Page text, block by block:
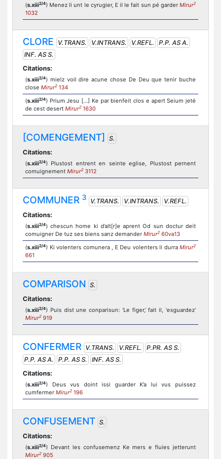
(s.xiii2/4) Menez li unt le cyrugier, E il le fait sun pé garder Mirur2
1032
CLORE V.TRANS. V.INTRANS. V.REFL.
P.P. AS A.
INF. AS S.
Citations:
(s.xiii2/4) mielz voil dire acune chose De Deu que tenir buche
close Mirur2 134
(s.xiii2/4) Prium Jesu […] Ke par bienfeit clos e apert Seium jeté
de cest desert Mirur2 1630
[COMENGEMENT]
S.
Citations:
(s.xiii2/4) Plustost entrent en seinte eglise, Plustost pernent
comuignement Mirur2 3112
COMMUNER 3 V.TRANS. V.INTRANS.
V.REFL.
Citations:
(s.xiii2/4) chescun home ki d’alt[r]e aprent Od sun doctur deit
comuigner De tuz ses biens sanz demander Mirur2 60va13
(s.xiii2/4) Ki volenters comunera , E Deu volenters li durra Mirur2
661
COMPARISON S.
Citations:
(s.xiii2/4) Puis dist une conparisun: ‘Le figer,’ fait il, ‘esguardez’
Mirur2 919
CONFERMER V.TRANS. V.REFL.
P.PR. AS S.
P.P. AS A.
P.P. AS S.
INF. AS S.
Citations:
(s.xiii2/4) Deus vus doint issi guarder K’a lui vus puissez
cumfermer Mirur2 196
CONFUSEMENT S.
Citations:
(s.xiii2/4) Devant les confusemenz Ke mers e fluies jetterunt
Mirur2 905